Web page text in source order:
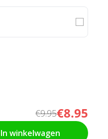
€9.95€8.95
In winkelwagen